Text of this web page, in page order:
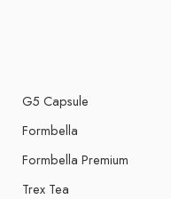
G5 Capsule
Formbella
Formbella Premium
Trex Tea